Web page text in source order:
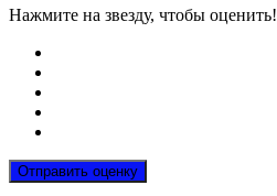
Нажмите на звезду, чтобы оценить!
Отправить оценку